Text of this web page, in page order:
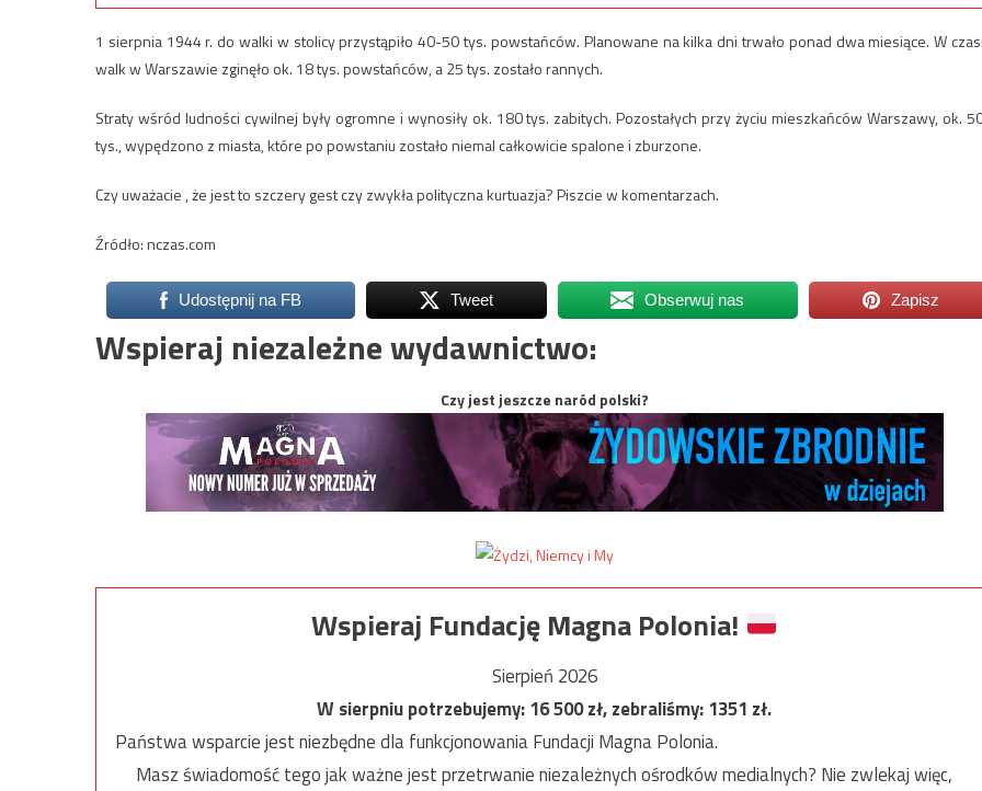
1 sierpnia 1944 r. do walki w stolicy przystąpiło 40-50 tys. powstańców. Planowane na kilka dni trwało ponad dwa miesiące. W
walk w Warszawie zginęło ok. 18 tys. powstańców, a 25 tys. zostało rannych.
Straty wśród ludności cywilnej były ogromne i wynosiły ok. 180 tys. zabitych. Pozostałych przy życiu mieszkańców Warszawy, ok.
tys., wypędzono z miasta, które po powstaniu zostało niemal całkowicie spalone i zburzone.
Czy uważacie , że jest to szczery gest czy zwykła polityczna kurtuazja? Piszcie w komentarzach.
Źródło: nczas.com
Udostępnij na FB Tweet Obserwuj nas Zapisz
Wspieraj niezależne wydawnictwo:
Czy jest jeszcze naród polski?
Wspieraj Fundację Magna Polonia!
Sierpień 2026
W sierpniu potrzebujemy:16 500zł, zebraliśmy:1351 zł.
Państwa wsparcie jest niezbędne dla funkcjonowania Fundacji Magna Polonia.
Masz świadomość tego jak ważne jest przetrwanie niezależnych ośrodków medialnych? Nie zwlekaj więc,